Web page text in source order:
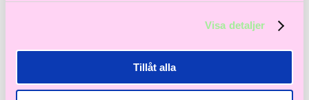
Visa detaljer
Tillåt alla